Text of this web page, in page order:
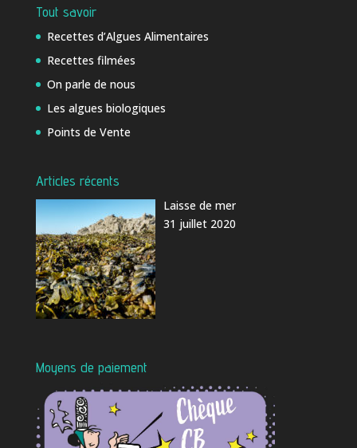
Tout savoir
Recettes d’Algues Alimentaires
Recettes filmées
On parle de nous
Les algues biologiques
Points de Vente
Articles récents
Laisse de mer
31 juillet 2020
Moyens de paiement